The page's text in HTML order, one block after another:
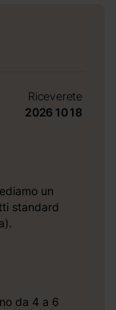
Riceverete
2026 10 18
un
standard
da 4 a 6